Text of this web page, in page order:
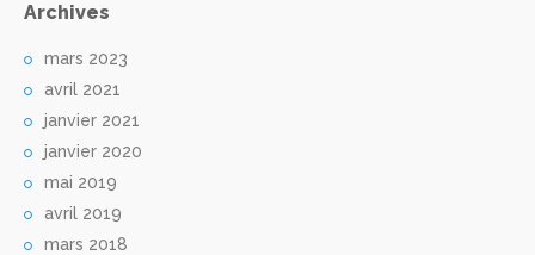
Archives
mars 2023
avril 2021
janvier 2021
janvier 2020
mai 2019
avril 2019
mars 2018